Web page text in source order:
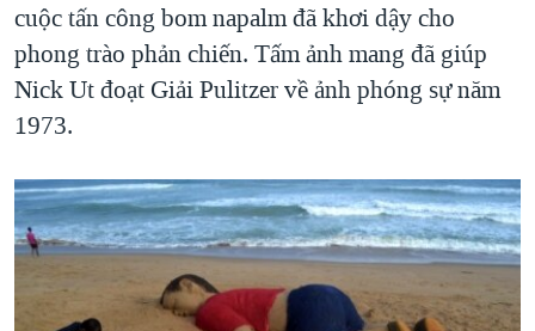
cuộc tấn công bom napalm đã khơi dậy cho
phong trào phản chiến. Tấm ảnh mang đã giúp
Nick Ut đoạt Giải Pulitzer về ảnh phóng sự năm
1973.